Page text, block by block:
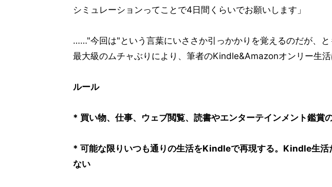
シミュレーションってことで4日間くらいでお願いします」
……"今回は"という言葉にいささか引っかかりを覚えるのだが、
最大級のムチャぶりにより、筆者のKindle&Amazonオンリー生活
ルール
* 買い物、仕事、ウェブ閲覧、読書やエンターテインメント鑑賞
* 可能な限りいつも通りの生活をKindleで再現する。Kindle生活
ない